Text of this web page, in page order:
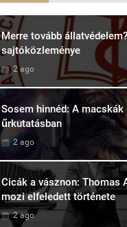
Merre tovább
sajtóközleménye
2 ago
Sosem hinnéd: A macskák
űrkutatásban
2 ago
Cicák a vásznon: Thomas
mozi elfeledett története
2 ago